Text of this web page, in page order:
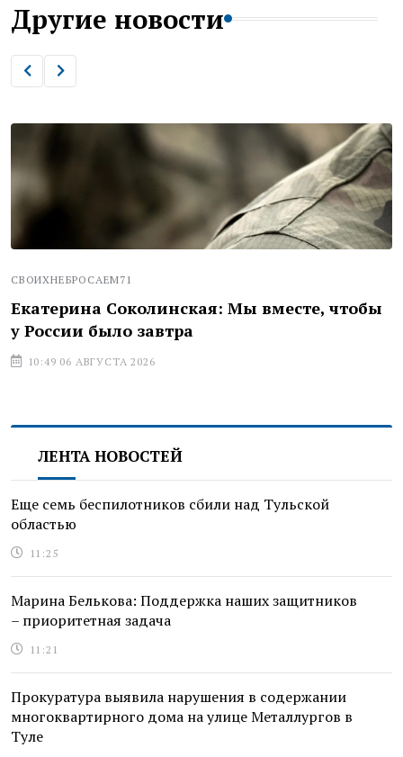
Другие новости
СВОИХНЕБРОСАЕМ71
Екатерина Соколинская: Мы вместе, чтобы
у России было завтра
10:49 06 АВГУСТА 2026
ЛЕНТА НОВОСТЕЙ
Еще семь беспилотников сбили над Тульской
областью
11:25
Марина Белькова: Поддержка наших защитников
– приоритетная задача
11:21
Прокуратура выявила нарушения в содержании
многоквартирного дома на улице Металлургов в
Туле